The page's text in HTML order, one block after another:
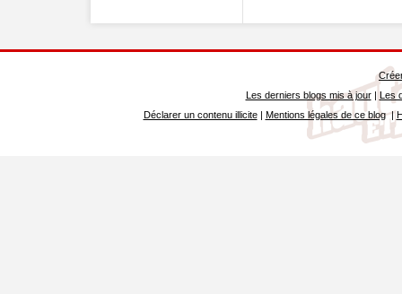
Les derniers blogs mis à jour| Les
Déclarer un contenu illicite| Mentions légales de ce blog|